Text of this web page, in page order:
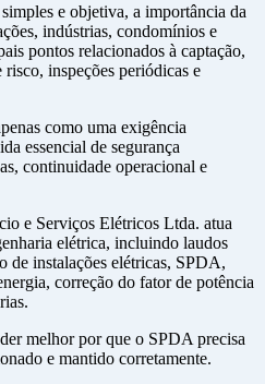
e objetiva, a importância da
indústrias, condomínios e
pontos relacionados à captação,
risco, inspeções periódicas e
como uma exigência
essencial de segurança
continuidade operacional e
e Serviços Elétricos Ltda. atua
elétrica, incluindo laudos
de instalações elétricas, SPDA,
correção do fator de potência
melhor por que o SPDA precisa
e mantido corretamente.